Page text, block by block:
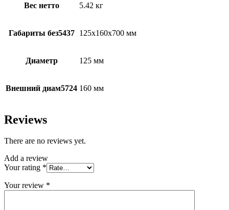
Вес нетто 5.42 кг
Габариты без5437 125х160х700 мм
Диаметр 125 мм
Внешний диам5724 160 мм
Reviews
There are no reviews yet.
Add a review
Your rating *
Your review *